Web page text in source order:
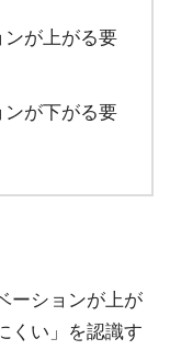
が上がる要
が下がる要
ーションが上が
くい」を認識す